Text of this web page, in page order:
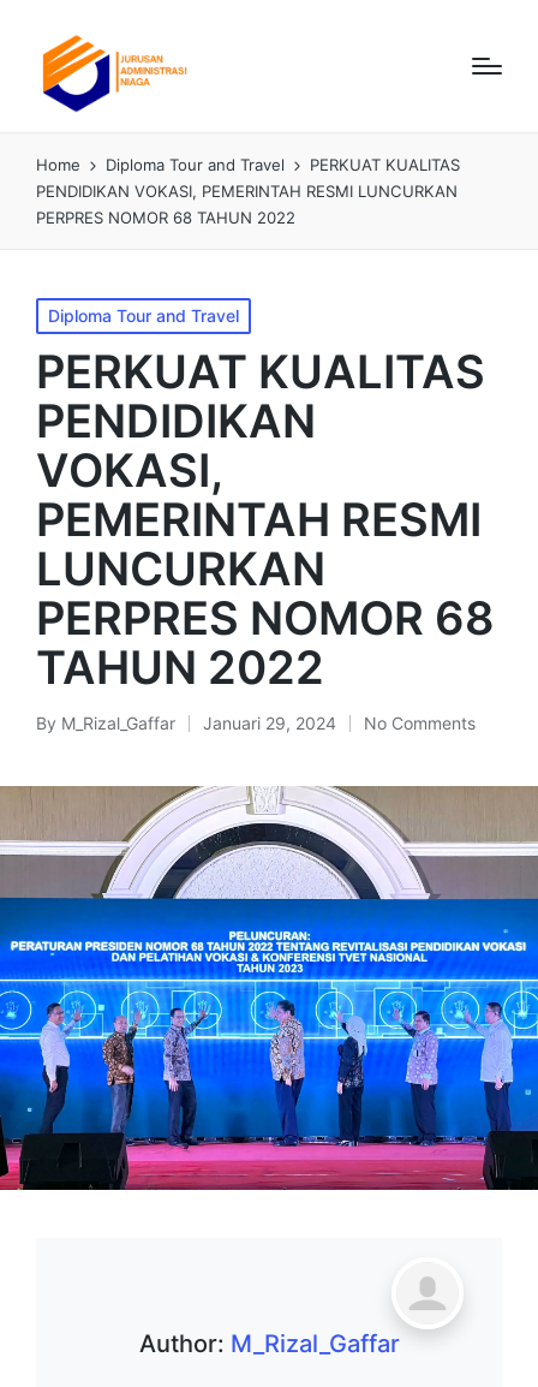
Home Diploma Tour and Travel
PERKUAT KUALITAS
PENDIDIKAN VOKASI, PEMERINTAH RESMI LUNCURKAN
PERPRES NOMOR 68 TAHUN 2022
Diploma Tour and Travel
PERKUAT KUALITAS
PENDIDIKAN
VOKASI,
PEMERINTAH RESMI
LUNCURKAN
PERPRES NOMOR 68
TAHUN 2022
By M_Rizal_Gaffar Januari 29, 2024 No Comments
Author: M_Rizal_Gaffar